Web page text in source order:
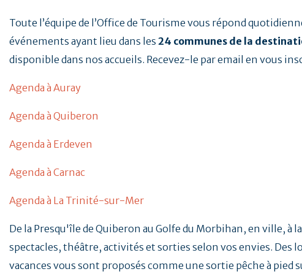
Toute l’équipe de l’Office de Tourisme vous répond
événements ayant lieu dans les 24 communes de la
disponible dans nos accueils. Recevez-le par email en vous
Agenda à Auray
Agenda à Quiberon
Agenda à Erdeven
Agenda à Carnac
Agenda à La Trinité-sur-Mer
De la Presqu'île de Quiberon au Golfe du Morbihan, en ville,
spectacles, théâtre, activités et sorties selon vos envies. Des
vacances vous sont proposés comme une sortie pêche à pied